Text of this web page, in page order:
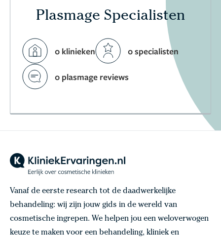
Plasmage Specialisten
0 klinieken 0 specialisten
0 plasmage reviews
Vanaf de eerste research tot de daadwerkelijke
behandeling: wij zijn jouw gids in de wereld van
cosmetische ingrepen. We helpen jou een weloverwogen
keuze te maken voor een behandeling, kliniek en